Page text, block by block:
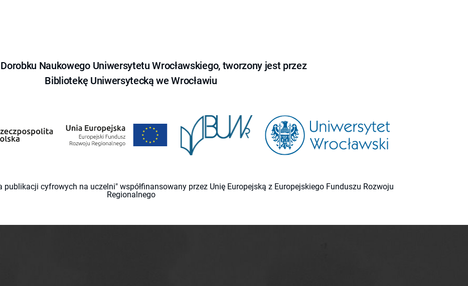
Naukowego Uniwersytetu Wrocławskiego, tworzony jest przez
Bibliotekę Uniwersytecką we Wrocławiu
cyfrowych na uczelni" współfinansowany przez Unię Europejską z Europejskiego Funduszu Rozwoju
Regionalnego